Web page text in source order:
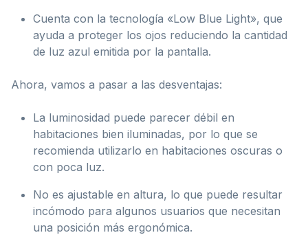
Cuenta con la tecnología «Low Blue Light», que
ayuda a proteger los ojos reduciendo la cantidad
de luz azul emitida por la pantalla.
Ahora, vamos a pasar a las desventajas:
La luminosidad puede parecer débil en
habitaciones bien iluminadas, por lo que se
recomienda utilizarlo en habitaciones oscuras o
con poca luz.
No es ajustable en altura, lo que puede resultar
incómodo para algunos usuarios que necesitan
una posición más ergonómica.